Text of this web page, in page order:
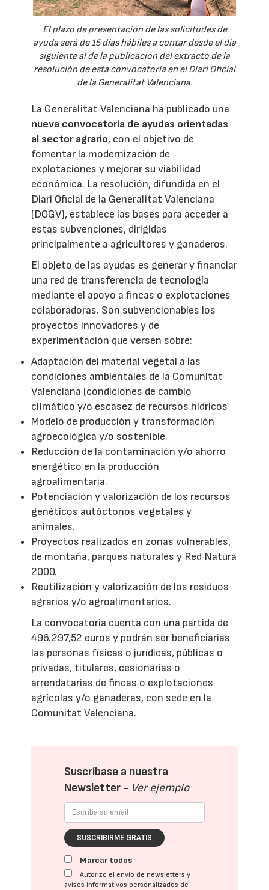
El plazo de presentación de las solicitudes de
ayuda será de 15 días hábiles a contar desde el día
siguiente al de la publicación del extracto de la
resolución de esta convocatoria en el Diari Oficial
de la Generalitat Valenciana.
La Generalitat Valenciana ha publicado una
nueva convocatoria de ayudas orientadas
al sector agrario, con el objetivo de
fomentar la modernización de
explotaciones y mejorar su viabilidad
económica. La resolución, difundida en el
Diari Oficial de la Generalitat Valenciana
(DOGV), establece las bases para acceder a
estas subvenciones, dirigidas
principalmente a agricultores y ganaderos.
El objeto de las ayudas es generar y financiar
una red de transferencia de tecnología
mediante el apoyo a fincas o explotaciones
colaboradoras. Son subvencionables los
proyectos innovadores y de
experimentación que versen sobre:
Adaptación del material vegetal a las
condiciones ambientales de la Comunitat
Valenciana (condiciones de cambio
climático y/o escasez de recursos hídricos
Modelo de producción y transformación
agroecológica y/o sostenible.
Reducción de la contaminación y/o ahorro
energético en la producción
agroalimentaria.
Potenciación y valorización de los recursos
genéticos autóctonos vegetales y
animales.
Proyectos realizados en zonas vulnerables,
de montaña, parques naturales y Red Natura
2000.
Reutilización y valorización de los residuos
agrarios y/o agroalimentarios.
La convocatoria cuenta con una partida de
496.297,52 euros y podrán ser beneficiarias
las personas físicas o jurídicas, públicas o
privadas, titulares, cesionarias o
arrendatarias de fincas o explotaciones
agrícolas y/o ganaderas, con sede en la
Comunitat Valenciana.
Suscríbase a nuestra
Newsletter - Ver ejemplo
SUSCRIBIRME GRATIS
Marcar todos
Autorizo el envío de newsletters y
avisos informativos personalizados de